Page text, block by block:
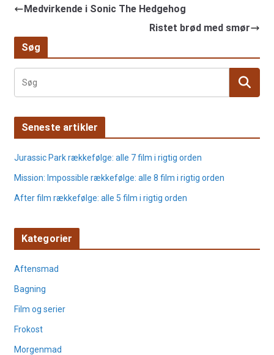
Medvirkende i Sonic The Hedgehog
Ristet brød med smør
Søg
Seneste artikler
Jurassic Park rækkefølge: alle 7 film i rigtig orden
Mission: Impossible rækkefølge: alle 8 film i rigtig orden
After film rækkefølge: alle 5 film i rigtig orden
Kategorier
Aftensmad
Bagning
Film og serier
Frokost
Morgenmad